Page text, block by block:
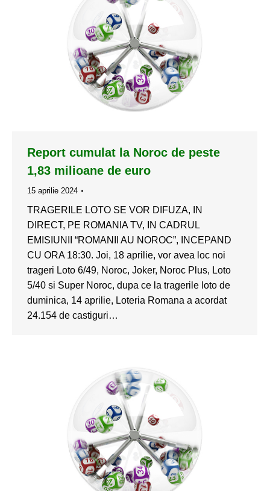
Report cumulat la Noroc de peste
1,83 milioane de euro
15 aprilie 2024
TRAGERILE LOTO SE VOR DIFUZA, IN
DIRECT, PE ROMANIA TV, IN CADRUL
EMISIUNII “ROMANII AU NOROC”, INCEPAND
CU ORA 18:30. Joi, 18 aprilie, vor avea loc noi
trageri Loto 6/49, Noroc, Joker, Noroc Plus, Loto
5/40 si Super Noroc, dupa ce la tragerile loto de
duminica, 14 aprilie, Loteria Romana a acordat
24.154 de castiguri…